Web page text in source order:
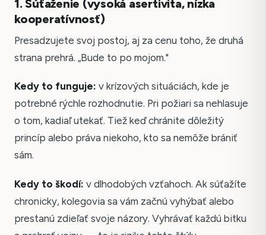
1. Súťaženie (vysoká asertivita, nízka
kooperatívnosť)
Presadzujete svoj postoj, aj za cenu toho, že druhá
strana prehrá. „Bude to po mojom."
Kedy to funguje: v krízových situáciách, kde je
potrebné rýchle rozhodnutie. Pri požiari sa nehlasuje
o tom, kadiaľ utekať. Tiež keď chránite dôležitý
princíp alebo práva niekoho, kto sa nemôže brániť
sám.
Kedy to škodí: v dlhodobých vzťahoch. Ak súťažíte
chronicky, kolegovia sa vám začnú vyhýbať alebo
prestanú zdieľať svoje názory. Vyhrávať každú bitku